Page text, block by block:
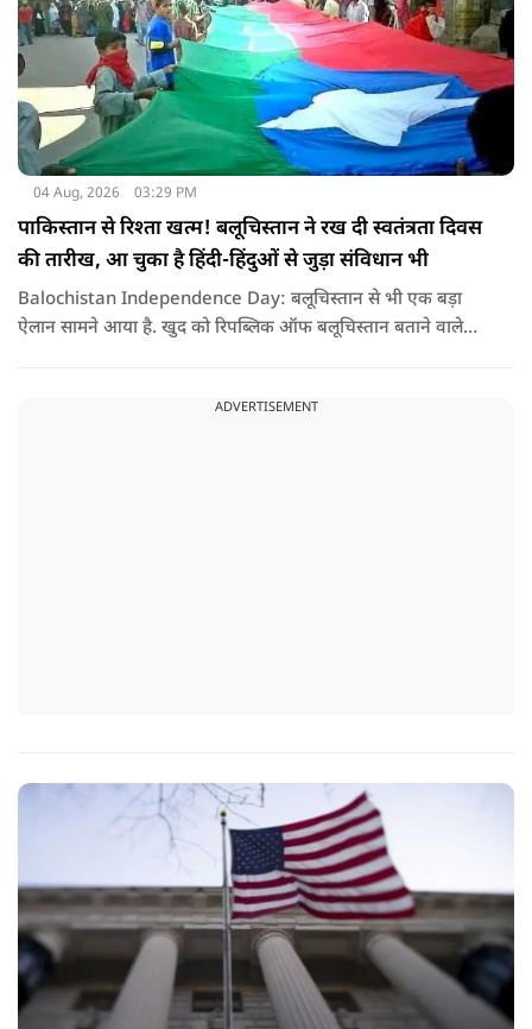
04 Aug, 2026 03:29 PM
पाकिस्तान से रिश्ता खत्म! बलूचिस्तान ने रख दी स्वतंत्रता दिवस
की तारीख, आ चुका है हिंदी-हिंदुओं से जुड़ा संविधान भी
Balochistan Independence Day: बलूचिस्तान से भी एक बड़ा
ऐलान सामने आया है. खुद को रिपब्लिक ऑफ बलूचिस्तान बताने वाले
ADVERTISEMENT